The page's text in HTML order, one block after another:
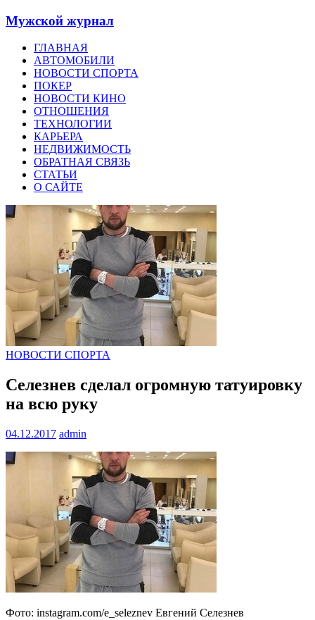
Мужской журнал
ГЛАВНАЯ
АВТОМОБИЛИ
НОВОСТИ СПОРТА
ПОКЕР
НОВОСТИ КИНО
ОТНОШЕНИЯ
ТЕХНОЛОГИИ
КАРЬЕРА
НЕДВИЖИМОСТЬ
ОБРАТНАЯ СВЯЗЬ
СТАТЬИ
О САЙТЕ
НОВОСТИ СПОРТА
Селезнев сделал огромную татуировку
на всю руку
04.12.2017 admin
Фото: instagram.com/e_seleznev Евгений Селезнев